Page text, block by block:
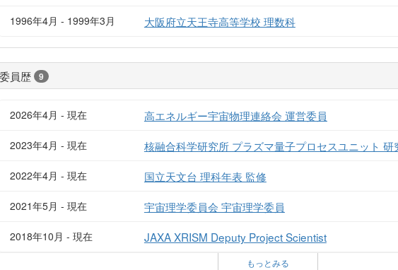
1996年4月 - 1999年3月 大阪府立天王寺高等学校 理数科
委員歴 9
2026年4月 - 現在 高エネルギー宇宙物理連絡会 運営委員
2023年4月 - 現在 核融合科学研究所 プラズマ量子プロセスユニット
2022年4月 - 現在 国立天文台 理科年表 監修
2021年5月 - 現在 宇宙理学委員会 宇宙理学委員
2018年10月 - 現在 JAXA XRISM Deputy Project Scientist
もっとみる